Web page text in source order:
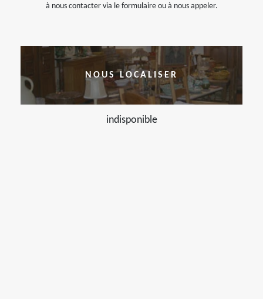
à nous contacter via le formulaire ou à nous appeler.
NOUS LOCALISER
indisponible